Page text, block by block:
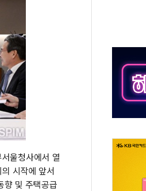
콜] LG유플러스, "파주 AIDC 수익성 기대"
대통령 "국민 체감 못 하는 정책은 무용…성역
대백화점그룹, 농식품부와 농촌 창업기업 15
성전자, 넷리스트와 5년 전략적 제휴…HBM
국앤컴퍼니그룹, "AI는 도구 아닌 동료"…현
대통령 "취약계층 돼 가는 청년들…실제 수요
울청사에서 열
시작에 앞서
향 및 주택공급